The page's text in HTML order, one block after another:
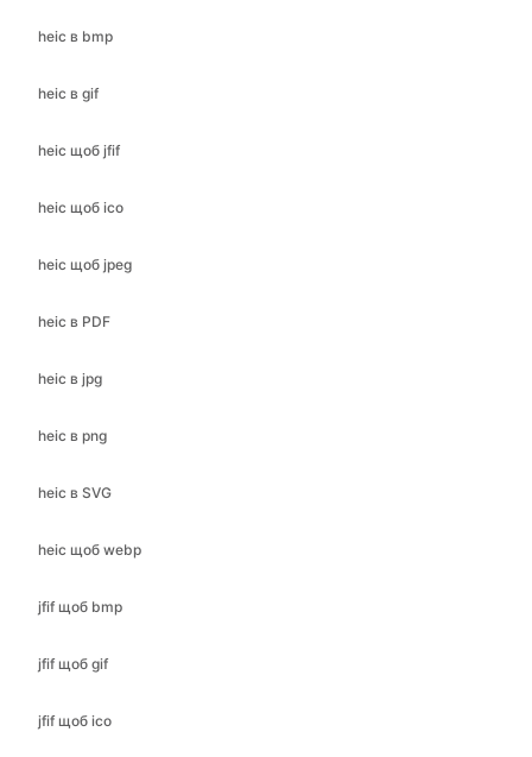
heic щоб jfif
heic щоб ico
heic щоб jpeg
heic в PDF
heic в jpg
heic в png
heic в SVG
heic щоб webp
jfif щоб bmp
jfif щоб gif
jfif щоб ico
jfif щоб jpeg
jfif в jpg